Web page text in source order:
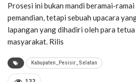
Prosesi ini bukan mandi beramai-
pemandian, tetapi sebuah upacara
lapangan yang dihadiri oleh para
masyarakat. Rilis
Kabupaten_Pesisir_Selatan